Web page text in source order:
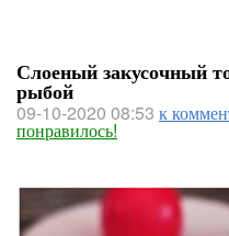
Слоеный закусочный
рыбой
09-10-2020 08:53 к
понравилось!